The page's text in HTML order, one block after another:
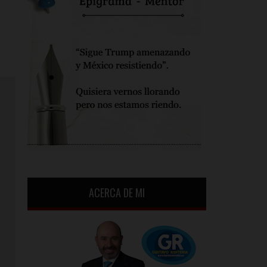
ACERCA DE MI